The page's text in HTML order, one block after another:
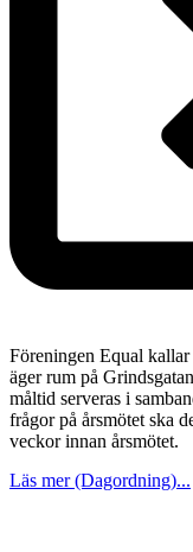
Föreningen Equal
äger rum på
måltid serveras i
frågor på årsmötet ska
veckor innan årsmötet.
Läs mer (Dagordning)...